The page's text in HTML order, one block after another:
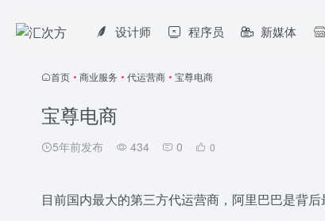
设计师 程序员 新媒体
首页 • 商业服务 • 代运营商 • 宝尊电商
宝尊电商
5年前发布 434 0 0
目前国内最大的第三方代运营商，阿里巴巴是背后